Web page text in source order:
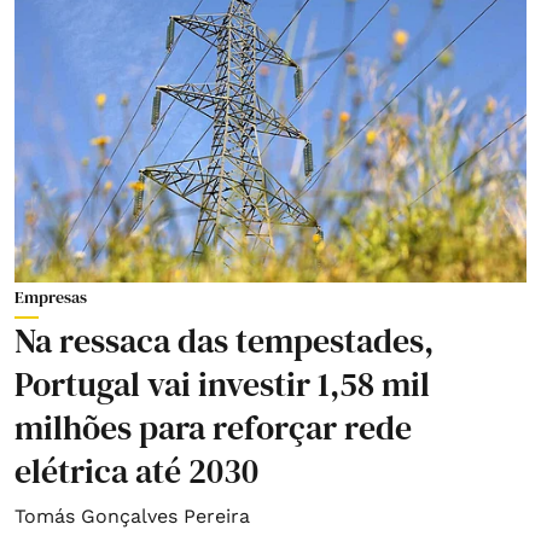
Empresas
Na ressaca das tempestades,
Portugal vai investir 1,58 mil
milhões para reforçar rede
elétrica até 2030
Tomás Gonçalves Pereira